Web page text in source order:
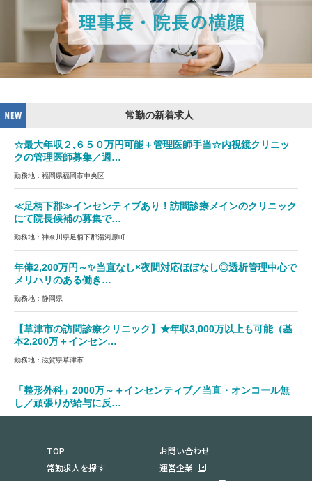
常勤の新着求人
☆最大年収２,６５０万円可能＋管理医師手当☆内視鏡クリニッ
クの管理医師募集／週…
勤務地：福岡県福岡市中央区
≪足柄下郡≫インセンティブあり！訪問診療メインのクリニック
にて院長候補の募集で…
勤務地：神奈川県足柄下郡湯河原町
年俸2,200万円～✨当直なし×夜間対応ほぼなし◎透析管理中心で
メリハリのある働き…
勤務地：静岡県
【草津市の訪問診療クリニック】★年収3,000万以上も可能（基
本2,200万＋インセン…
勤務地：滋賀県草津市
「整形外科」2000万～＋インセンティブ／当直・オンコール無
し／頑張りが給与に反…
TOP
常勤求人を探す
お問い合わせ
運営企業